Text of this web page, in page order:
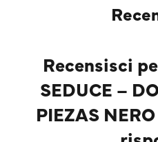
Recensisci
SEDUCE –
PIEZAS